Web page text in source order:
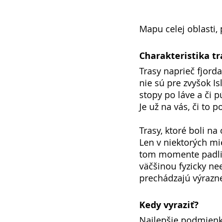
Mapu celej
Charakteristika
Trasy naprieč
nie sú pre zvyšok
stopy po láve a či
Je už na vás, či to
Trasy, ktoré boli
Len v niektorých
tom momente
väčšinou fyzicky
prechádzajú
Kedy vyraziť?